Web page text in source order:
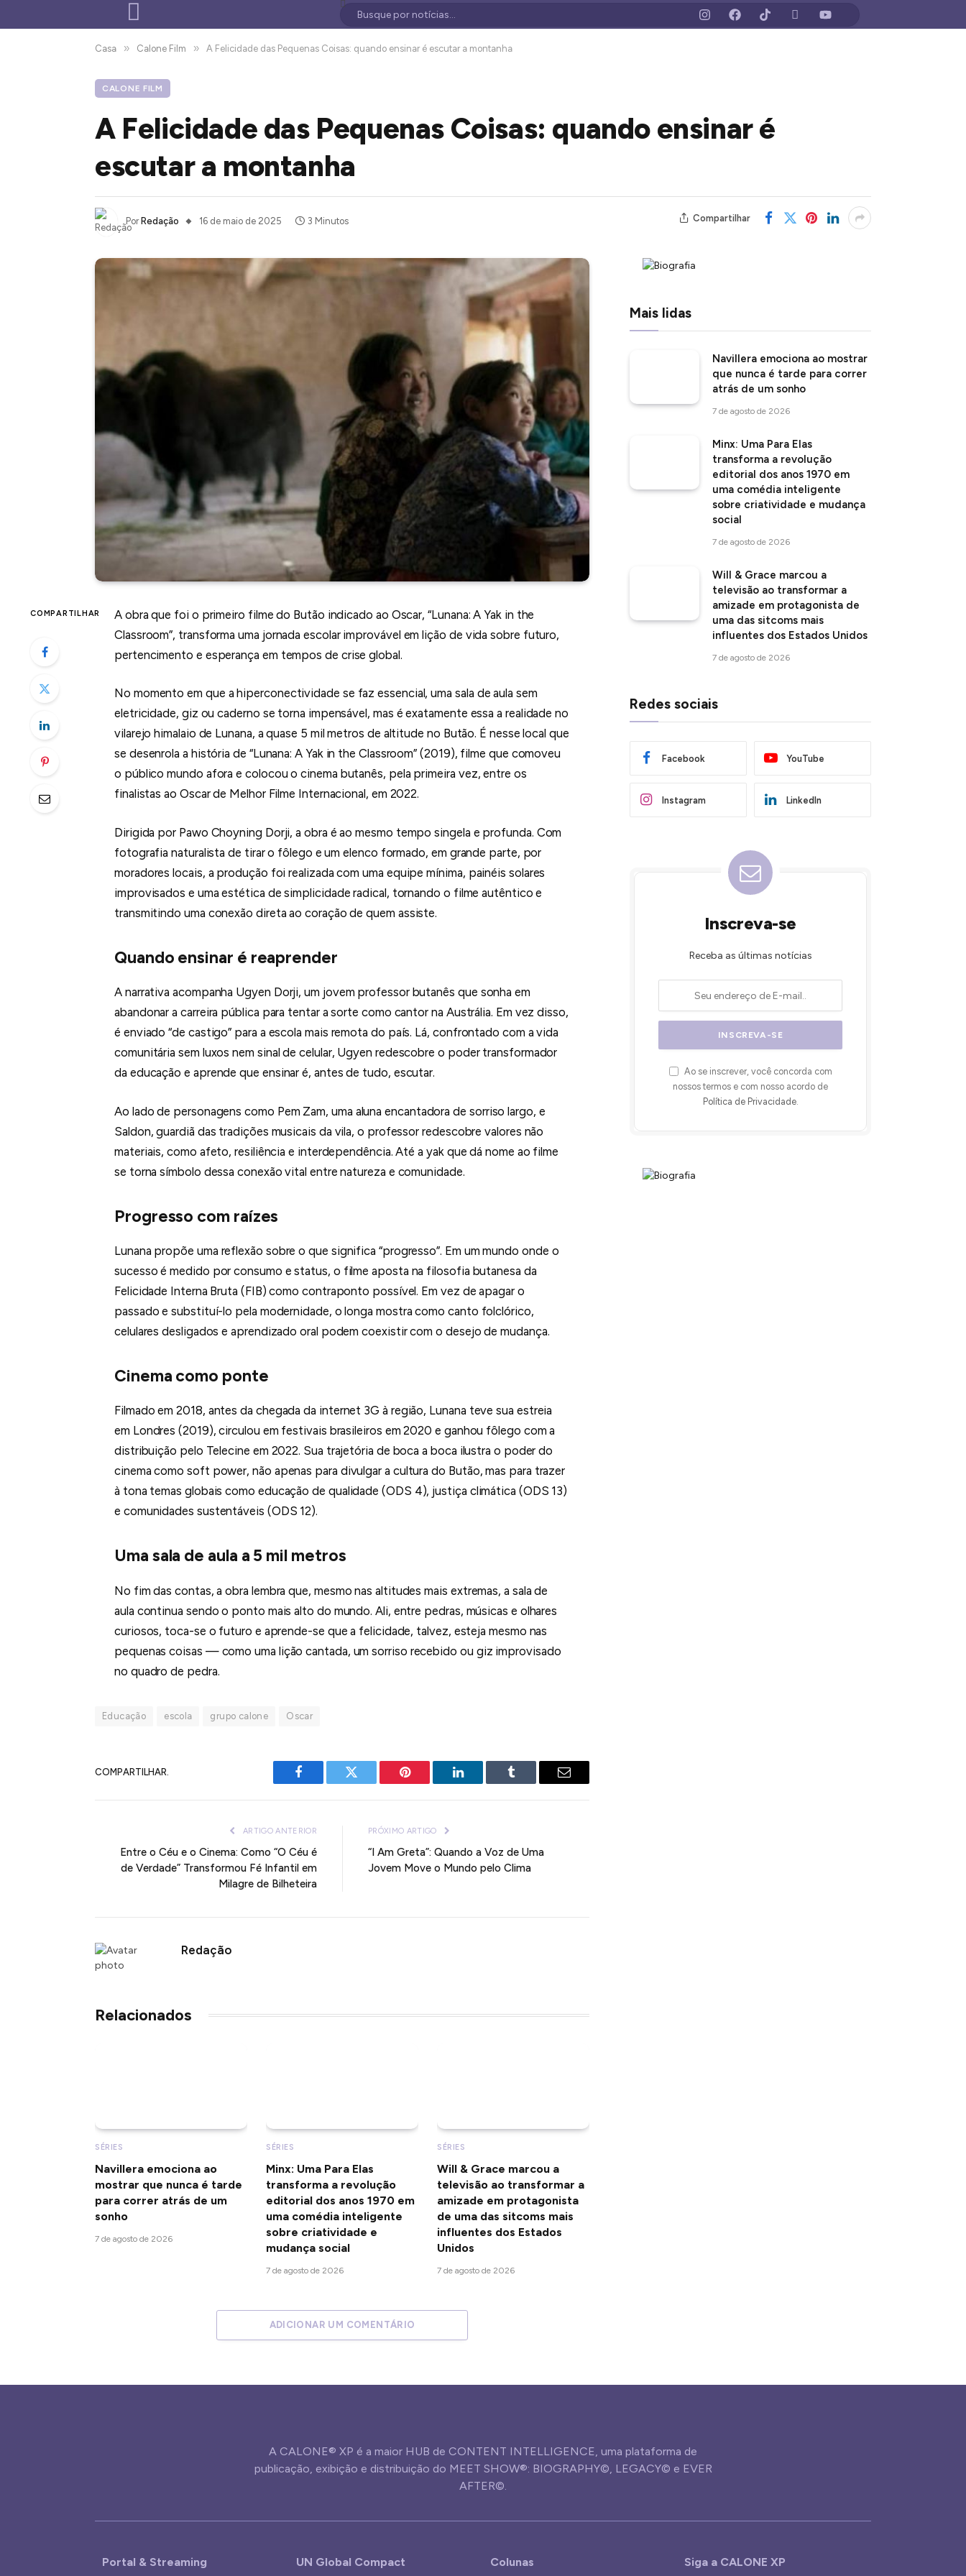
Casa » Calone Film » A Felicidade das Pequenas Coisas: quando ensinar é escutar a montanha
CALONE FILM
A Felicidade das Pequenas Coisas: quando ensinar é
escutar a montanha
Por Redação 16 de maio de 2025 3 Minutos Compartilhar
COMPARTILHAR
A obra que foi o primeiro filme do Butão indicado ao Oscar, “Lunana: A Yak in the
Classroom”, transforma uma jornada escolar improvável em lição de vida sobre futuro,
pertencimento e esperança em tempos de crise global.
No momento em que a hiperconectividade se faz essencial, uma sala de aula sem
eletricidade, giz ou caderno se torna impensável, mas é exatamente essa a realidade no
vilarejo himalaio de Lunana, a quase 5 mil metros de altitude no Butão. É nesse local que
se desenrola a história de “Lunana: A Yak in the Classroom” (2019), filme que comoveu
o público mundo afora e colocou o cinema butanês, pela primeira vez, entre os
finalistas ao Oscar de Melhor Filme Internacional, em 2022.
Dirigida por Pawo Choyning Dorji, a obra é ao mesmo tempo singela e profunda. Com
fotografia naturalista de tirar o fôlego e um elenco formado, em grande parte, por
moradores locais, a produção foi realizada com uma equipe mínima, painéis solares
improvisados e uma estética de simplicidade radical, tornando o filme autêntico e
transmitindo uma conexão direta ao coração de quem assiste.
Quando ensinar é reaprender
A narrativa acompanha Ugyen Dorji, um jovem professor butanês que sonha em
abandonar a carreira pública para tentar a sorte como cantor na Austrália. Em vez disso,
é enviado “de castigo” para a escola mais remota do país. Lá, confrontado com a vida
comunitária sem luxos nem sinal de celular, Ugyen redescobre o poder transformador
da educação e aprende que ensinar é, antes de tudo, escutar.
Ao lado de personagens como Pem Zam, uma aluna encantadora de sorriso largo, e
Saldon, guardiã das tradições musicais da vila, o professor redescobre valores não
materiais, como afeto, resiliência e interdependência. Até a yak que dá nome ao filme
se torna símbolo dessa conexão vital entre natureza e comunidade.
Progresso com raízes
Lunana propõe uma reflexão sobre o que significa “progresso”. Em um mundo onde o
sucesso é medido por consumo e status, o filme aposta na filosofia butanesa da
Felicidade Interna Bruta (FIB) como contraponto possível. Em vez de apagar o
passado e substituí-lo pela modernidade, o longa mostra como canto folclórico,
celulares desligados e aprendizado oral podem coexistir com o desejo de mudança.
Cinema como ponte
Filmado em 2018, antes da chegada da internet 3G à região, Lunana teve sua estreia
em Londres (2019), circulou em festivais brasileiros em 2020 e ganhou fôlego com a
distribuição pelo Telecine em 2022. Sua trajetória de boca a boca ilustra o poder do
cinema como soft power, não apenas para divulgar a cultura do Butão, mas para trazer
à tona temas globais como educação de qualidade (ODS 4), justiça climática (ODS 13)
e comunidades sustentáveis (ODS 12).
Uma sala de aula a 5 mil metros
No fim das contas, a obra lembra que, mesmo nas altitudes mais extremas, a sala de
aula continua sendo o ponto mais alto do mundo. Ali, entre pedras, músicas e olhares
curiosos, toca-se o futuro e aprende-se que a felicidade, talvez, esteja mesmo nas
pequenas coisas — como uma lição cantada, um sorriso recebido ou giz improvisado
no quadro de pedra.
Educação escola grupo calone Oscar
COMPARTILHAR.
Facebook Twitter Pinterest LinkedIn Tumblr
E-
ARTIGO ANTERIOR
Entre o Céu e o Cinema: Como “O Céu é
de Verdade” Transformou Fé Infantil em
Milagre de Bilheteira
PRÓXIMO ARTIGO
“I Am Greta”: Quando a Voz de Uma
Jovem Move o Mundo pelo Clima
Redação
Relacionados
SÉRIES
Navillera emociona ao
mostrar que nunca é tarde
para correr atrás de um
sonho
7 de agosto de 2026
SÉRIES
Minx: Uma Para Elas
transforma a revolução
editorial dos anos 1970 em
uma comédia inteligente
sobre criatividade e
mudança social
7 de agosto de 2026
SÉRIES
Will & Grace marcou a
televisão ao transformar a
amizade em protagonista
de uma das sitcoms mais
influentes dos Estados
Unidos
7 de agosto de 2026
ADICIONAR UM COMENTÁRIO
Mais lidas
Navillera emociona ao mostrar
que nunca é tarde para correr
atrás de um sonho
7 de agosto de 2026
Minx: Uma Para Elas
transforma a revolução
editorial dos anos 1970 em
uma comédia inteligente
sobre criatividade e mudança
social
7 de agosto de 2026
Will & Grace marcou a
televisão ao transformar a
amizade em protagonista de
uma das sitcoms mais
influentes dos Estados Unidos
7 de agosto de 2026
Redes sociais
Facebook YouTube
Instagram LinkedIn
Inscreva-se
Receba as últimas notícias
Ao se inscrever, você concorda com
nossos termos e com nosso acordo de
Política de Privacidade.
A CALONE® XP é a maior HUB de CONTENT INTELLIGENCE, uma plataforma de
publicação, exibição e distribuição do MEET SHOW®: BIOGRAPHY©, LEGACY© e EVER
AFTER©.
Portal & Streaming UN Global Compact Colunas Siga a CALONE XP